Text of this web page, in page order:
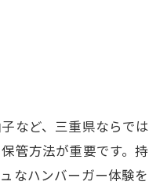
など、三重県ならで
管方法が重要です。
なハンバーガー体験